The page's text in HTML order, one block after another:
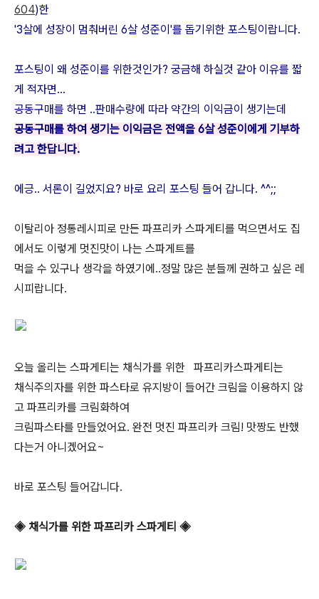
604)한
'3살에 성장이 멈춰버린 6살 성준이'를 돕기위한 포스팅이랍니다.
포스팅이 왜 성준이를 위한것인가? 궁금해 하실것 같아 이유를 짧
게 적자면...
공동구매를 하면 ..판매수량에 따라 약간의 이익금이 생기는데
공동구매를 하여 생기는 이익금은 전액을 6살 성준이에게 기부하
려고 한답니다.
에긍.. 서론이 길었지요? 바로 요리 포스팅 들어 갑니다. ^^;;
이탈리아 정통레시피로 만든 파프리카 스파게티를 먹으면서도 집
에서도 이렇게 멋진맛이 나는 스파게트를
먹을 수 있구나 생각을 하였기에..정말 많은 분들께 권하고 싶은 레
시피랍니다.
오늘 올리는 스파게티는 채식가를 위한 파프리카스파게티는
채식주의자를 위한 파스타로 유지방이 들어간 크림을 이용하지 않
고 파프리카를 크림화하여
크림파스타를 만들었어요. 완전 멋진 파프리카 크림! 맛짱도 반했
다는거 아니겠어요~
바로 포스팅 들어갑니다.
◈ 채식가를 위한 파프리카 스파게티 ◈